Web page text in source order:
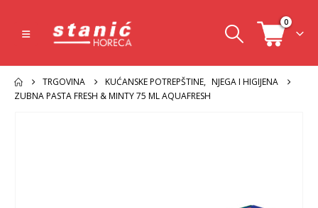
0
TRGOVINA KUĆANSKE POTREPŠTINE, NJEGA I HIGIJENA
ZUBNA PASTA FRESH & MINTY 75 ML AQUAFRESH